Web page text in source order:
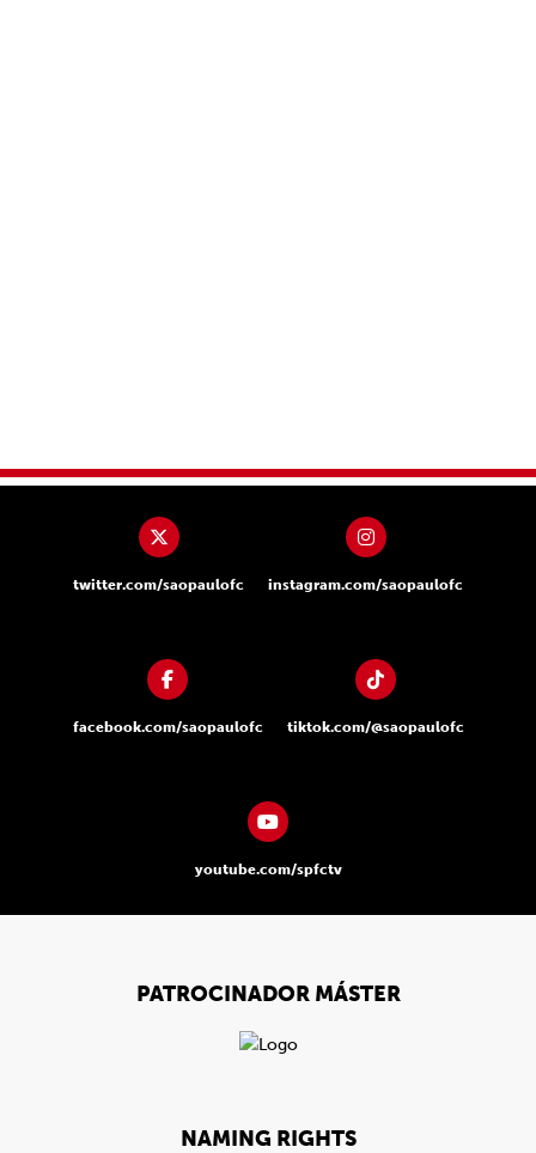
twitter.com/saopaulofc instagram.com/saopaulofc
facebook.com/saopaulofc tiktok.com/@saopaulofc
youtube.com/spfctv
PATROCINADOR MÁSTER
NAMING RIGHTS